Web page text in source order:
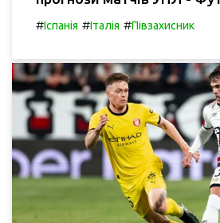
#Іспанія #Італія #Півзахисник